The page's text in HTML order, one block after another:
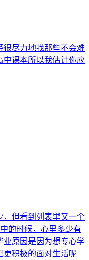
很尽力地找那些不会难
中课本所以我估计你应
，但看到列表里又一个
的时候，心里多少有
业原因是因为想专心学
更积极的面对生活呢